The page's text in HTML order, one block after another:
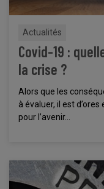
Actualités
Covid-19 :
la crise ?
Alors que les
à évaluer, il est
pour l’avenir…